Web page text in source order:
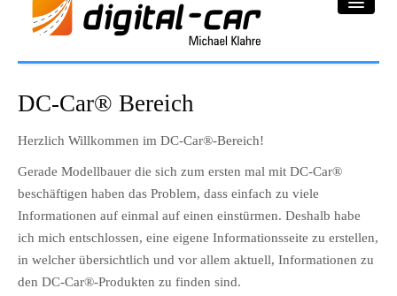
Galerie
Downloadbereich
Impressum
Datenschutzerklärung
DC-Car® Bereich
Herzlich Willkommen im DC-Car®-Bereich!
Gerade Modellbauer die sich zum ersten mal mit DC-Car®
beschäftigen haben das Problem, dass einfach zu viele
Informationen auf einmal auf einen einstürmen. Deshalb habe
ich mich entschlossen, eine eigene Informationsseite zu erstellen,
in welcher übersichtlich und vor allem aktuell, Informationen zu
den DC-Car®-Produkten zu finden sind.